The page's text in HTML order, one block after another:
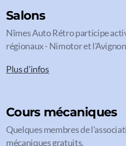
Salons
Nîmes Auto Rétro participe
régionaux - Nimotor et
Plus d'infos
Cours mécaniques
Quelques membres de
mécaniques gratuits.